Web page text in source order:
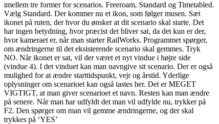
imellem tre former for scenarios. Freeroam, Standard og Timetabled.
Vælg Standard. Der kommer nu et ikon, som følger musen. Sæt
ikonet på ruten, der hvor du ønsker at dit scenario skal starte. Det
har ingen betydning, hvor præcist det bliver sat, da det kun er der,
hvor kameraet er, når man starter RailWorks. Programmet spørger,
om ændringerne til det eksisterende scenario skal gemmes. Tryk
NO. Når ikonet er sat, vil der været et nyt vindue i højre side
(vindue 4). I det vinduet kan man navngive sit scenario. Der er også
mulighed for at ændre starttidspunkt, vejr og årstid. Yderlige
oplysninger om scenarioet kan også tastes her. Det er MEGET
VIGTIGT, at man giver scenarioet et navn. Resten kan man ændre
på senere. Når man har udfyldt det man vil udfylde nu, trykker på
F2. Den spørger om man vil gemme ændringerne, og der skal
trykkes på ‘YES’